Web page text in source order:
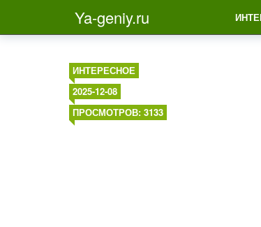
Ya-geniy.ru
ИНТЕРЕСНОЕ
2025-12-08
ПРОСМОТРОВ: 3133